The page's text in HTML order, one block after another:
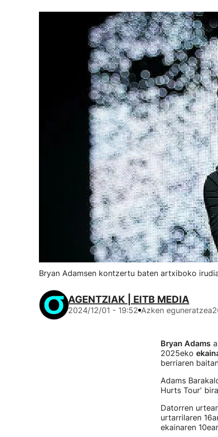
Bryan Adamsen kontzertu baten artxiboko
AGENTZIAK | EITB MEDIA
2024/12/01 - 19:52 Azken eguneratzea
Bryan Adams
2025eko
berriaren
Adams
Hurts Tour'
Datorren
urtarrilaren
ekainaren